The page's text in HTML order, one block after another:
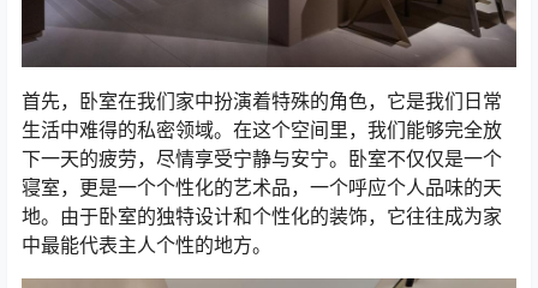
首先，卧室在我们家中扮演着特殊的角色，它是我们日常
生活中难得的私密领域。在这个空间里，我们能够完全放
下一天的疲劳，尽情享受宁静与安宁。卧室不仅仅是一个
寝室，更是一个个性化的艺术品，一个呼应个人品味的天
地。由于卧室的独特设计和个性化的装饰，它往往成为家
中最能代表主人个性的地方。